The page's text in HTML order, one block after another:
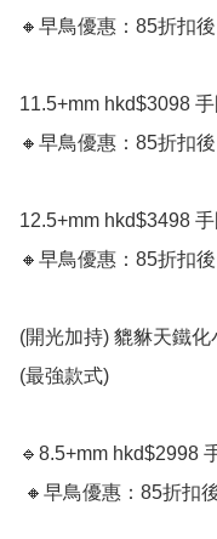
🔸️早鳥優惠：85折扣
11.5+mm hkd$3098
🔸️早鳥優惠：85折扣
12.5+mm hkd$3498
🔸️早鳥優惠：85折扣
(開光加持) 貔貅天鐵
(最強款式)
🔹️8.5+mm hkd$2998